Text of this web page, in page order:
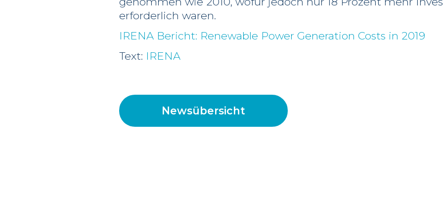
erforderlich waren.
IRENA Bericht: Renewable Power Generation Costs in 2019
Text: IRENA
Newsübersicht